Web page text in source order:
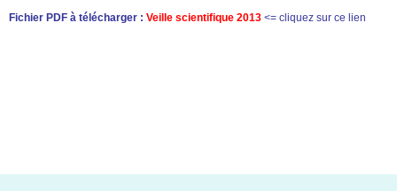
Fichier PDF à télécharger : Veille scientifique 2013 <= cliquez sur ce lien